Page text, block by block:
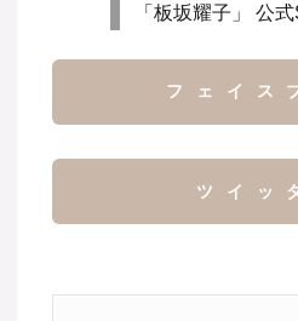
「板坂耀子」 公
フェイス
ツイッ